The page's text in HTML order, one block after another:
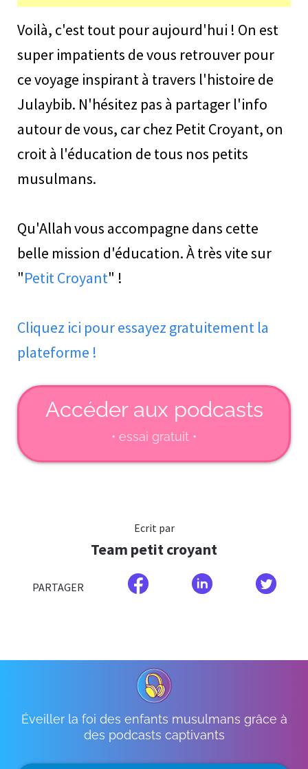
Voilà, c'est tout pour aujourd'hui ! On est
super impatients de vous retrouver pour
ce voyage inspirant à travers l'histoire de
Julaybib. N'hésitez pas à partager l'info
autour de vous, car chez Petit Croyant, on
croit à l'éducation de tous nos petits
musulmans.
Qu'Allah vous accompagne dans cette
belle mission d'éducation. À très vite sur
"Petit Croyant" !
Cliquez ici pour essayez gratuitement la
plateforme !
Accéder aux podcasts
• essai gratuit •
Ecrit par
Team petit croyant
PARTAGER
Éveiller la foi des enfants musulmans grâce à
des podcasts captivants